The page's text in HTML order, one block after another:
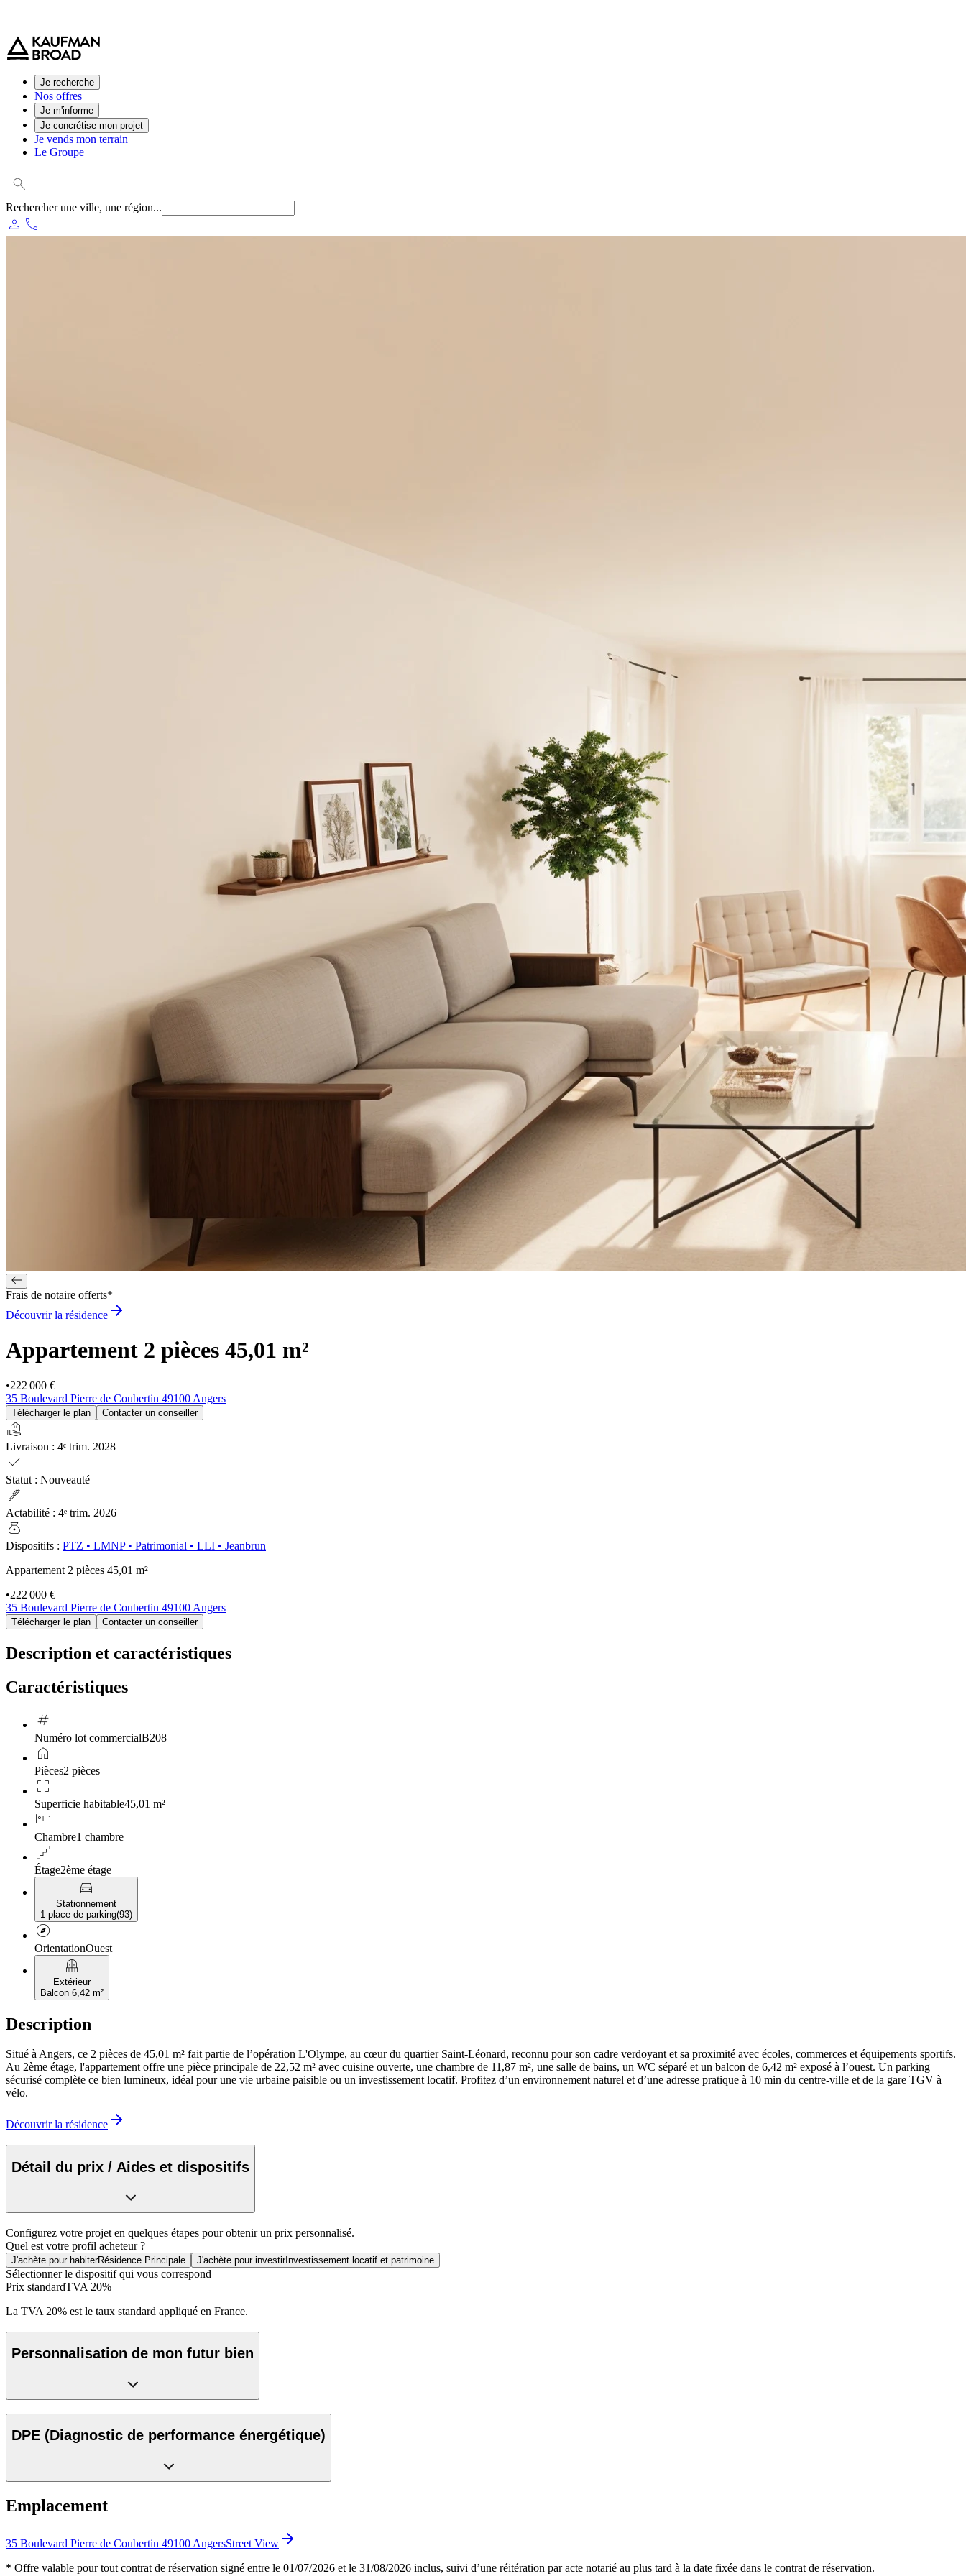
Je recherche
Nos offres
Je m'informe
Je concrétise mon projet
Je vends mon terrain
Le Groupe
Rechercher une ville, une région...
person phone
Frais de notaire offerts*
Découvrir la résidence
Appartement 2 pièces 45,01 m²
•222 000 €
35 Boulevard Pierre de Coubertin 49100 Angers
Télécharger le plan Contacter un conseiller
real_estate_agent
Livraison : 4ᵉ trim. 2028
check
Statut : Nouveauté
ink_pen
Actabilité : 4ᵉ trim. 2026
money_bag
Dispositifs : PTZ • LMNP• Patrimonial • LLI • Jeanbrun
Appartement 2 pièces 45,01 m²
•222 000 €
35 Boulevard Pierre de Coubertin 49100 Angers
Télécharger le plan Contacter un conseiller
Description et caractéristiques
Caractéristiques
tag
Numéro lot commercialB208
home
Pièces2 pièces
crop_free
Superficie habitable45,01 m²
hotel
Chambre1 chambre
floor
Étage2ème étage
directions_car
Stationnement
1 place de parking(93)
explore
OrientationOuest
balcony
Extérieur
Balcon 6,42 m²
Description
Situé à Angers, ce 2 pièces de 45,01 m² fait partie de l’opération L'Olympe, au cœur du quartier Saint-Léonard, reconnu pour son cadre verdoyant et sa proximité avec écoles, commerces et équipements sportifs.
Au 2ème étage, l'appartement offre une pièce principale de 22,52 m² avec cuisine ouverte, une chambre de 11,87 m², une salle de bains, un WC séparé et un balcon de 6,42 m² exposé à l’ouest. Un parking
sécurisé complète ce bien lumineux, idéal pour une vie urbaine paisible ou un investissement locatif. Profitez d’un environnement naturel et d’une adresse pratique à 10 min du centre-ville et de la gare TGV à
vélo.
Découvrir la résidence
Détail du prix / Aides et dispositifs
Configurez votre projet en quelques étapes pour obtenir un prix personnalisé.
Quel est votre profil acheteur ?
J'achète pour habiterRésidence Principale J'achète pour investirInvestissement locatif et patrimoine
Sélectionner le dispositif qui vous correspond
Prix standardTVA 20%
La TVA 20% est le taux standard appliqué en France.
Personnalisation de mon futur bien
DPE (Diagnostic de performance énergétique)
Emplacement
35 Boulevard Pierre de Coubertin 49100 AngersStreet View
* Offre valable pour tout contrat de réservation signé entre le 01/07/2026 et le 31/08/2026 inclus, suivi d’une réitération par acte notarié au plus tard à la date fixée dans le contrat de réservation.